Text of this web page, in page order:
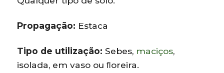
Propagação: Estaca
Tipo de utilização: Sebes, maciços,
isolada, em vaso ou ﬂoreira.